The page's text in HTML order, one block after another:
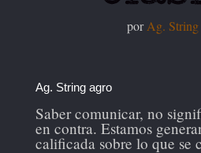
porAg. String
Ag. String agro
Saber comunicar, no
en contra. Estamos
calificada sobre lo que se